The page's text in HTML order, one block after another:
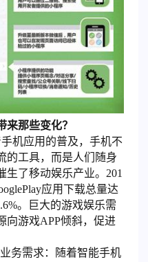
那些变化？
机应用的普及，手机不
的工具，而是人们随身
生了移动娱乐产业。201
应用下载总量达
。巨大的游戏娱乐需
向游戏APP倾斜，促进
务需求：随着智能手机